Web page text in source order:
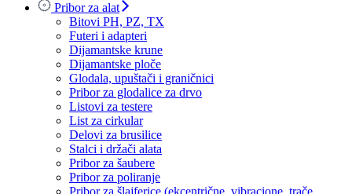
Pribor za alat
Bitovi PH, PZ, TX
Futeri i adapteri
Dijamantske krune
Dijamantske ploče
Glodala, upuštači i graničnici
Pribor za glodalice za drvo
Listovi za testere
List za cirkular
Delovi za brusilice
Stalci i držači alata
Pribor za šaubere
Pribor za poliranje
Pribor za šlajferice (ekcentrične, vibracione, trače,